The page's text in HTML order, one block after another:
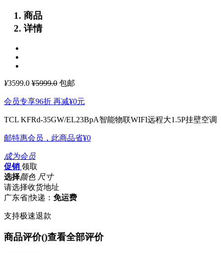
商品
详情
¥3599.0 ¥5999.0 包邮
会员专享96折 再减¥0元
TCL KFRd-35GW/EL23BpA智能物联WIFI远程大1.5P挂壁空调
邮特惠会员，此商品省¥0
成为会员
促销 领取
选择颜色 尺寸
请选择收货地址
广东省|快递： 免运费
支持极速退款
商品评价()查看全部评价